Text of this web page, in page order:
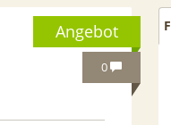
Angebot
0